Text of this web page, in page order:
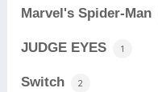
Marvel's Spider-Man
JUDGE EYES 1
Switch 2